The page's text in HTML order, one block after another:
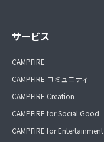
サービス
CAMPFIRE
CAMPFIRE コミュニティ
CAMPFIRE Creation
CAMPFIRE for Social Good
CAMPFIRE for Entertainment